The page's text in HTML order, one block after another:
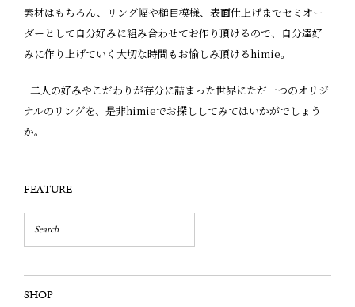
素材はもちろん、リング幅や槌目模様、表面仕上げまでセミオー
ダーとして自分好みに組み合わせてお作り頂けるので、自分達好
みに作り上げていく大切な時間もお愉しみ頂けるhimie。
二人の好みやこだわりが存分に詰まった世界にただ一つのオリジ
ナルのリングを、是非himieでお探ししてみてはいかがでしょう
か。
FEATURE
SHOP